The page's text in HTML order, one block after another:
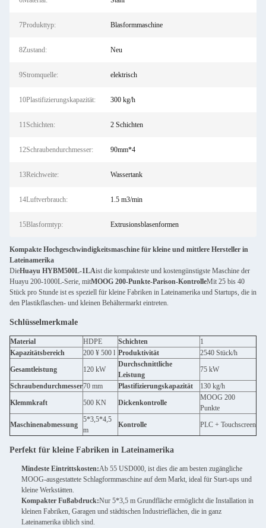
7Produkttyp: Blasformmaschine
8Zustand: Neu
9Stromquelle: elektrisch
10Plastifizierungskapazität: 300 kg/h
11Schichten: 2 Schichten
12Schraubendurchmesser: 90mm*4
13Reichweite: Wassertank
14Luftverbrauch: 1.5 m3/min
15Blasformtyp: Extrusionsblasenformen
Kompakte Hochgeschwindigkeitsmaschine für kleine und mittlere Hersteller in
Lateinamerika
DieHuayu HYBM500L-1LAist die kompakteste und kostengünstigste Maschine der
Huayu 200-1000L-Serie, mitMOOG 200-Punkte-Parison-KontrolleMit 25 bis 40
Stück pro Stunde ist es speziell für kleine Fabriken in Lateinamerika und Startups, die in
den Plastikflaschen- und kleinen Behältermarkt eintreten.
Schlüsselmerkmale
Material HDPE Schichten
1
Kapazitätsbereich
200 ¥ 500 l Produktivität
25­40 Stück/h
Gesamtleistung
120 kW
Durchschnittliche
Leistung
75 kW
Schraubendurchmesser70 mm Plastifizierungskapazität
130 kg/h
Klemmkraft
500 KN Dickenkontrolle
MOOG 200
Punkte
Maschinenabmessung
5*3,5*4,5
m
Kontrolle PLC + Touchscreen
Perfekt für kleine Fabriken in Lateinamerika
Mindeste Eintrittskosten:Ab 55 USD000, ist dies die am besten zugängliche
MOOG-ausgestattete Schlagformmaschine auf dem Markt, ideal für Start-ups und
kleine Werkstätten.
Kompakter Fußabdruck:Nur 5*3,5 m Grundfläche ermöglicht die Installation in
kleinen Fabriken, Garagen und städtischen Industrieflächen, die in ganz
Lateinamerika üblich sind.